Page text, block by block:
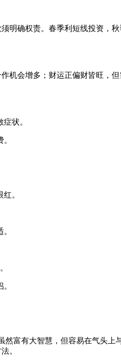
确权责。春季利短线投资，
会增多；财运正偏财皆旺，
状。
。
富有大智慧，但容易在气头上
。